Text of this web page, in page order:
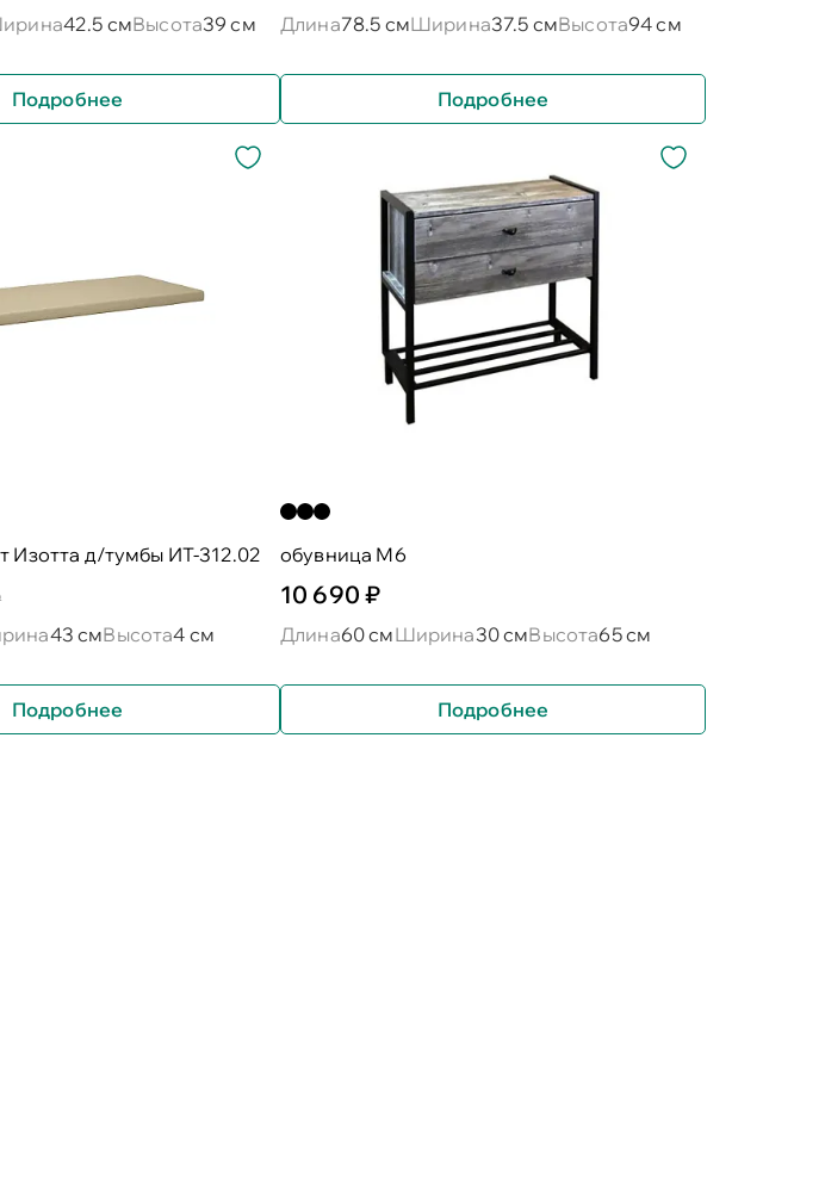
42.5 смВысота39 см
Подробнее
Длина78.5 смШирина37.5 смВысота94 см
Подробнее
Изотта д/тумбы ИТ-312.02
43 смВысота4 см
Подробнее
обувница М6
10 690 ₽
Длина60 смШирина30 смВысота65 см
Подробнее